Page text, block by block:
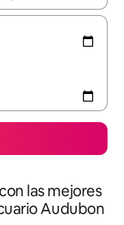
las mejores
Audubon